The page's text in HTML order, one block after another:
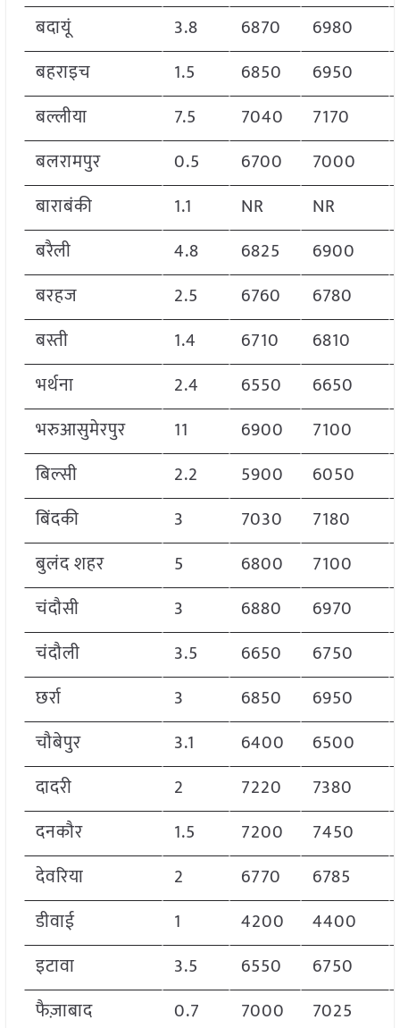
बदायूं
3.8 6870
6980
बहराइच
1.5 6850
6950
बल्लीया
7.5 7040
7170
बलरामपुर
0.5 6700
7000
बाराबंकी
1.1 NR
NR
बरैली
4.8 6825
6900
बरहज
2.5 6760
6780
बस्ती
1.4 6710
6810
भर्थना
2.4 6550
6650
भरुआसुमेरपुर
11 6900
7100
बिल्सी
2.2 5900
6050
बिंदकी
3 7030
7180
बुलंद शहर
5 6800
7100
चंदौसी
3 6880
6970
चंदौली
3.5 6650
6750
छर्रा
3 6850
6950
चौबेपुर
3.1 6400
6500
दादरी
2 7220
7380
दनकौर
1.5 7200
7450
देवरिया
2 6770
6785
डीवाई
1 4200
4400
इटावा
3.5 6550
6750
फैज़ाबाद
0.7 7000
7025